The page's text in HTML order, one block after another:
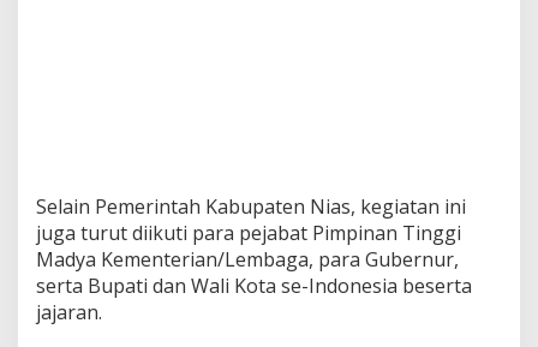
Selain Pemerintah Kabupaten Nias, kegiatan ini
juga turut diikuti para pejabat Pimpinan Tinggi
Madya Kementerian/Lembaga, para Gubernur,
serta Bupati dan Wali Kota se-Indonesia beserta
jajaran.